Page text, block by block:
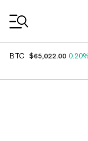
BTC $65,022.00